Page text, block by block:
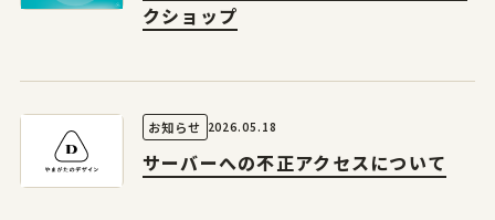
クショップ
お知らせ 2026.05.18
サーバーへの不正アクセスについて